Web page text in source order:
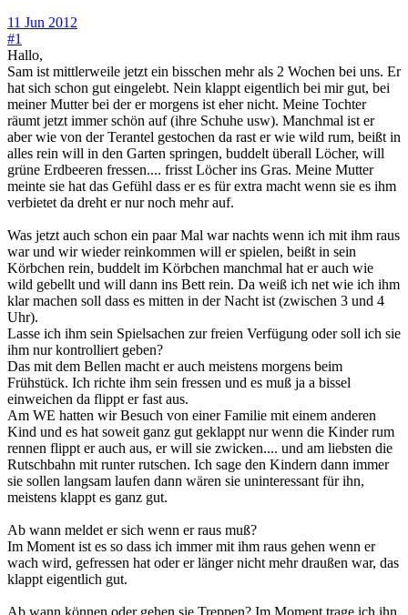
11 Jun 2012
#1
Hallo,
Sam ist mittlerweile jetzt ein bisschen mehr als 2 Wochen bei uns. Er
hat sich schon gut eingelebt. Nein klappt eigentlich bei mir gut, bei
meiner Mutter bei der er morgens ist eher nicht. Meine Tochter
räumt jetzt immer schön auf (ihre Schuhe usw). Manchmal ist er
aber wie von der Terantel gestochen da rast er wie wild rum, beißt in
alles rein will in den Garten springen, buddelt überall Löcher, will
grüne Erdbeeren fressen.... frisst Löcher ins Gras. Meine Mutter
meinte sie hat das Gefühl dass er es für extra macht wenn sie es ihm
verbietet da dreht er nur noch mehr auf.
Was jetzt auch schon ein paar Mal war nachts wenn ich mit ihm raus
war und wir wieder reinkommen will er spielen, beißt in sein
Körbchen rein, buddelt im Körbchen manchmal hat er auch wie
wild gebellt und will dann ins Bett rein. Da weiß ich net wie ich ihm
klar machen soll dass es mitten in der Nacht ist (zwischen 3 und 4
Uhr).
Lasse ich ihm sein Spielsachen zur freien Verfügung oder soll ich sie
ihm nur kontrolliert geben?
Das mit dem Bellen macht er auch meistens morgens beim
Frühstück. Ich richte ihm sein fressen und es muß ja a bissel
einweichen da flippt er fast aus.
Am WE hatten wir Besuch von einer Familie mit einem anderen
Kind und es hat soweit ganz gut geklappt nur wenn die Kinder rum
rennen flippt er auch aus, er will sie zwicken.... und am liebsten die
Rutschbahn mit runter rutschen. Ich sage den Kindern dann immer
sie sollen langsam laufen dann wären sie uninteressant für ihn,
meistens klappt es ganz gut.
Ab wann meldet er sich wenn er raus muß?
Im Moment ist es so dass ich immer mit ihm raus gehen wenn er
wach wird, gefressen hat oder er länger nicht mehr draußen war, das
klappt eigentlich gut.
Ab wann können oder gehen sie Treppen? Im Moment trage ich ihn